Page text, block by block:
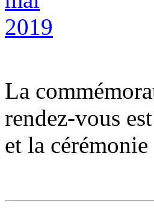
La
rendez-vous
et la